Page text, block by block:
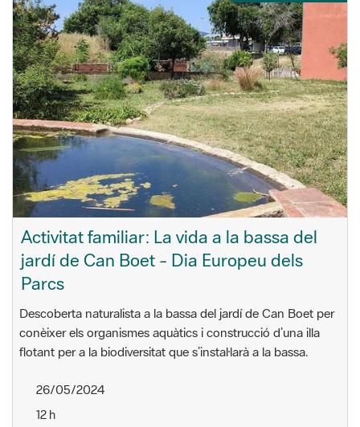
Activitat familiar: La vida a la bassa del
jardí de Can Boet - Dia Europeu dels
Parcs
Descoberta naturalista a la bassa del jardí de Can Boet per
conèixer els organismes aquàtics i construcció d’una illa
flotant per a la biodiversitat que s’instal·larà a la bassa.
26/05/2024
12 h